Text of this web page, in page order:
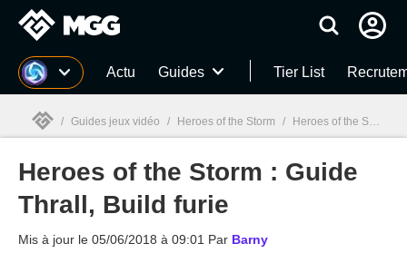
MGG Actu Guides Tier List
MGG
/ Guides jeux vidéo / Heroes of the Storm / Heroes of the Storm : Guide Thrall, Build furie
Heroes of the Storm : Guide
Thrall, Build furie
Mis à jour le 05/06/2018 à 09:01 Par Barny